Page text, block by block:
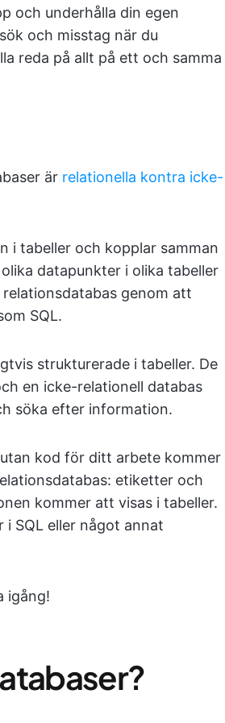
och underhålla din egen
och misstag när du
reda på allt på ett och samma
är relationella kontra icke-
i tabeller och kopplar samman
datapunkter i olika tabeller
genom att
SQL.
strukturerade i tabeller. De
en icke-relationell databas
söka efter information.
kod för ditt arbete kommer
etiketter och
kommer att visas i tabeller.
SQL eller något annat
igång!